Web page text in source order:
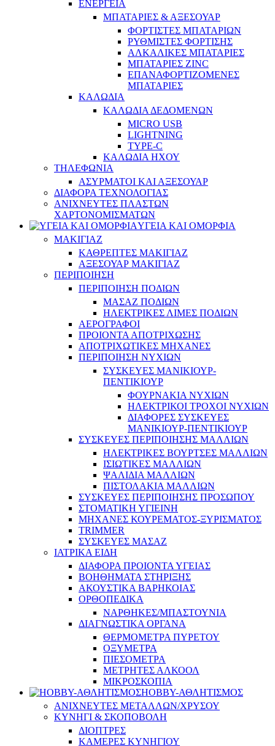
ΕΝΕΡΓΕΙΑ
ΜΠΑΤΑΡΙΕΣ & ΑΞΕΣΟΥΑΡ
ΦΟΡΤΙΣΤΕΣ ΜΠΑΤΑΡΙΩΝ
ΡΥΘΜΙΣΤΕΣ ΦΟΡΤΙΣΗΣ
ΑΛΚΑΛΙΚΕΣ ΜΠΑΤΑΡΙΕΣ
ΜΠΑΤΑΡΙΕΣ ZINC
ΕΠΑΝΑΦΟΡΤΙΖΟΜΕΝΕΣ
ΜΠΑΤΑΡΙΕΣ
ΚΑΛΩΔΙΑ
ΚΑΛΩΔΙΑ ΔΕΔΟΜΕΝΩΝ
MICRO USB
LIGHTNING
TYPE-C
ΚΑΛΩΔΙΑ ΗΧΟΥ
ΤΗΛΕΦΩΝΙΑ
ΑΣΥΡΜΑΤΟΙ ΚΑΙ ΑΞΕΣΟΥΑΡ
ΔΙΑΦΟΡΑ ΤΕΧΝΟΛΟΓΙΑΣ
ΑΝΙΧΝΕΥΤΕΣ ΠΛΑΣΤΩΝ
ΧΑΡΤΟΝΟΜΙΣΜΑΤΩΝ
ΥΓΕΙΑ ΚΑΙ ΟΜΟΡΦΙΑ
ΜΑΚΙΓΙΑΖ
ΚΑΘΡΕΠΤΕΣ ΜΑΚΙΓΙΑΖ
ΑΞΕΣΟΥΑΡ ΜΑΚΙΓΙΑΖ
ΠΕΡΙΠΟΙΗΣΗ
ΠΕΡΙΠΟΙΗΣΗ ΠΟΔΙΩΝ
ΜΑΣΑΖ ΠΟΔΙΩΝ
ΗΛΕΚΤΡΙΚΕΣ ΛΙΜΕΣ ΠΟΔΙΩΝ
ΑΕΡΟΓΡΑΦΟΙ
ΠΡΟΙΟΝΤΑ ΑΠΟΤΡΙΧΩΣΗΣ
ΑΠΟΤΡΙΧΩΤΙΚΕΣ ΜΗΧΑΝΕΣ
ΠΕΡΙΠΟΙΗΣΗ ΝΥΧΙΩΝ
ΣΥΣΚΕΥΕΣ ΜΑΝΙΚΙΟΥΡ-
ΠΕΝΤΙΚΙΟΥΡ
ΦΟΥΡΝΑΚΙΑ ΝΥΧΙΩΝ
ΗΛΕΚΤΡΙΚΟΙ ΤΡΟΧΟΙ ΝΥΧΙΩΝ
ΔΙΑΦΟΡΕΣ ΣΥΣΚΕΥΕΣ
ΜΑΝΙΚΙΟΥΡ-ΠΕΝΤΙΚΙΟΥΡ
ΣΥΣΚΕΥΕΣ ΠΕΡΙΠΟΙΗΣΗΣ ΜΑΛΛΙΩΝ
ΗΛΕΚΤΡΙΚΕΣ ΒΟΥΡΤΣΕΣ ΜΑΛΛΙΩΝ
ΙΣΙΩΤΙΚΕΣ ΜΑΛΛΙΩΝ
ΨΑΛΙΔΙΑ ΜΑΛΛΙΩΝ
ΠΙΣΤΟΛΑΚΙΑ ΜΑΛΛΙΩΝ
ΣΥΣΚΕΥΕΣ ΠΕΡΙΠΟΙΗΣΗΣ ΠΡΟΣΩΠΟΥ
ΣΤΟΜΑΤΙΚΗ ΥΓΙΕΙΝΗ
ΜΗΧΑΝΕΣ ΚΟΥΡΕΜΑΤΟΣ-ΞΥΡΙΣΜΑΤΟΣ
TRIMMER
ΣΥΣΚΕΥΕΣ ΜΑΣΑΖ
ΙΑΤΡΙΚΑ ΕΙΔΗ
ΔΙΑΦΟΡΑ ΠΡΟΙΟΝΤΑ ΥΓΕΙΑΣ
ΒΟΗΘΗΜΑΤΑ ΣΤΗΡΙΞΗΣ
ΑΚΟΥΣΤΙΚΑ ΒΑΡΗΚΟΙΑΣ
ΟΡΘΟΠΕΔΙΚΑ
ΝΑΡΘΗΚΕΣ/ΜΠΑΣΤΟΥΝΙΑ
ΔΙΑΓΝΩΣΤΙΚΑ ΟΡΓΑΝΑ
ΘΕΡΜΟΜΕΤΡΑ ΠΥΡΕΤΟΥ
ΟΞΥΜΕΤΡΑ
ΠΙΕΣΟΜΕΤΡΑ
ΜΕΤΡΗΤΕΣ ΑΛΚΟΟΛ
ΜΙΚΡΟΣΚΟΠΙΑ
HOBBY-ΑΘΛΗΤΙΣΜΟΣ
ΑΝΙΧΝΕΥΤΕΣ ΜΕΤΑΛΛΩΝ/ΧΡΥΣΟΥ
ΚΥΝΗΓΙ & ΣΚΟΠΟΒΟΛΗ
ΔΙΟΠΤΡΕΣ
ΚΑΜΕΡΕΣ ΚΥΝΗΓΙΟΥ